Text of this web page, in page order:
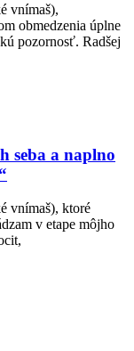
vnímaš),
obmedzenia úplne
pozornosť. Radšej
seba a naplno
vnímaš), ktoré
v etape môjho